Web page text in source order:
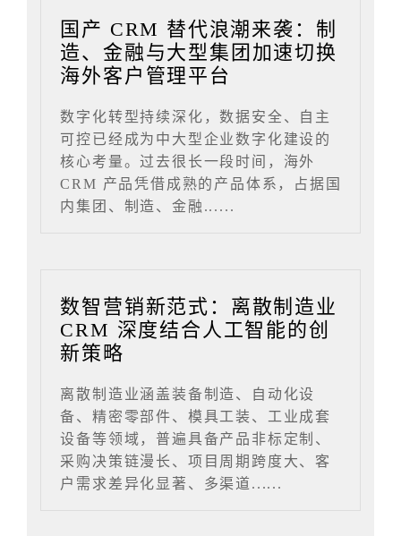
国产 CRM 替代浪潮来袭：制
造、金融与大型集团加速切换
海外客户管理平台
数字化转型持续深化，数据安全、自主
可控已经成为中大型企业数字化建设的
核心考量。过去很长一段时间，海外
CRM 产品凭借成熟的产品体系，占据国
内集团、制造、金融......
数智营销新范式：离散制造业
CRM 深度结合人工智能的创
新策略
离散制造业涵盖装备制造、自动化设
备、精密零部件、模具工装、工业成套
设备等领域，普遍具备产品非标定制、
采购决策链漫长、项目周期跨度大、客
户需求差异化显著、多渠道......